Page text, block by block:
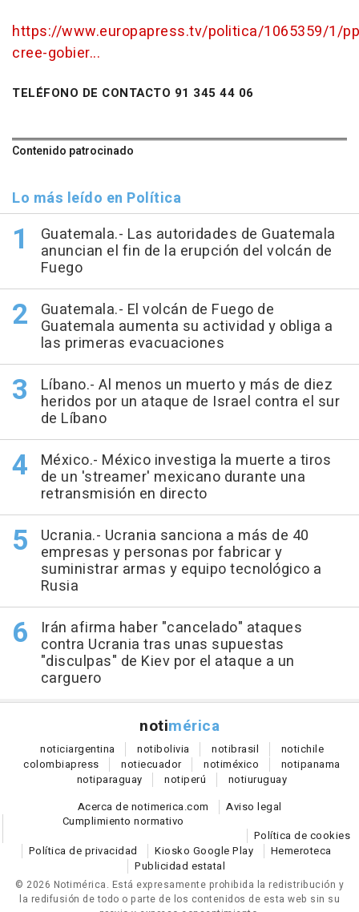
https://www.europapress.tv/politica/1065359/1/
cree-gobier...
TELÉFONO DE CONTACTO 91 345 44 06
Contenido patrocinado
Lo más leído en Política
Guatemala.- Las autoridades de Guatemala
anuncian el fin de la erupción del volcán de
Fuego
Guatemala.- El volcán de Fuego de
Guatemala aumenta su actividad y obliga a
las primeras evacuaciones
Líbano.- Al menos un muerto y más de diez
heridos por un ataque de Israel contra el sur
de Líbano
México.- México investiga la muerte a tiros
de un 'streamer' mexicano durante una
retransmisión en directo
Ucrania.- Ucrania sanciona a más de 40
empresas y personas por fabricar y
suministrar armas y equipo tecnológico a
Rusia
Irán afirma haber "cancelado" ataques
contra Ucrania tras unas supuestas
"disculpas" de Kiev por el ataque a un
carguero
notimérica
noticiargentina notibolivia notibrasil notichile
colombiapress notiecuador notiméxico notipanama
notiparaguay notiperú notiuruguay
Acerca de notimerica.com
Aviso legal
Cumplimiento normativo
Política de cookies
Política de privacidad
Kiosko Google Play
Hemeroteca
Publicidad estatal
© 2026 Notimérica. Está expresamente prohibida la redistribución y
la redifusión de todo o parte de los contenidos de esta web sin su